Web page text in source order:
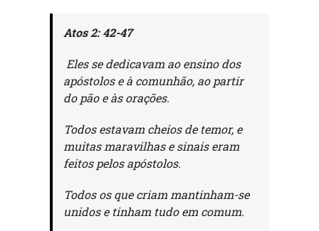
Atos 2: 42-47
Eles se dedicavam ao ensino dos
apóstolos e à comunhão, ao partir
do pão e às orações.
Todos estavam cheios de temor, e
muitas maravilhas e sinais eram
feitos pelos apóstolos.
Todos os que criam mantinham-se
unidos e tinham tudo em comum.